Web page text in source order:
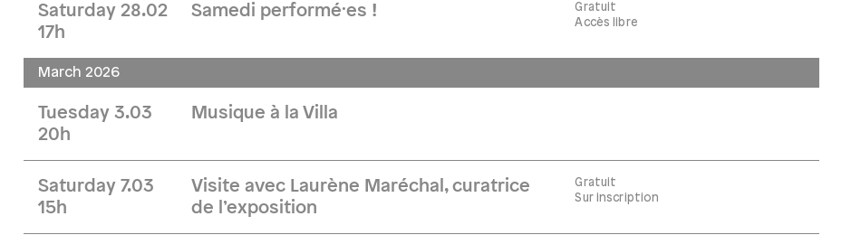
Saturday 28.02
17h
Samedi performé·es !
Gratuit
Accès libre
March 2026
Tuesday 3.03
20h
Musique à la Villa
Saturday 7.03
15h
Visite avec Laurène Maréchal, curatrice
de l’exposition
Gratuit
Sur inscription